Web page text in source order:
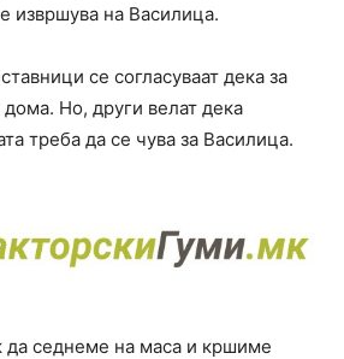
извршува на Василица.
се согласуваат дека за
Но, други велат дека
треба да се чува за Василица.
да седнеме на маса и кршиме